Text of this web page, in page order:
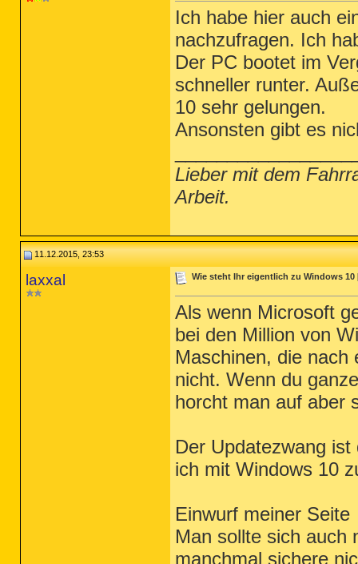
Ich habe hier auch
nachzufragen. Ich
Der PC bootet im
schneller runter.
10 sehr gelungen.
Ansonsten gibt es
Lieber mit dem
Arbeit.
11.12.2015, 23:53
laxxal Wie steht Ihr eigentlich zu Windows
Als wenn Microsoft
bei den Million von
Maschinen, die nach
nicht. Wenn du
horcht man auf aber
Der Updatezwang
ich mit Windows 10
Einwurf meiner Seite
Man sollte sich auch
manchmal sichere